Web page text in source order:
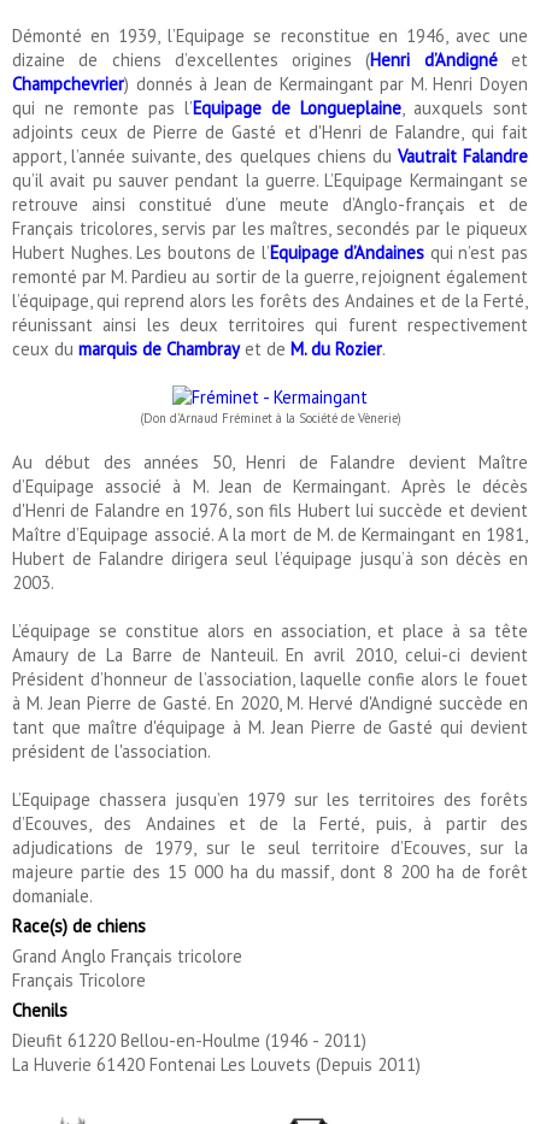
Démonté en 1939, l’Equipage se reconstitue en 1946, avec une
dizaine de chiens d’excellentes origines (Henri d’Andignéet
Champchevrier) donnés à Jean de Kermaingant par M. Henri Doyen
qui ne remonte pas l’Equipage de Longueplaine, auxquels sont
adjoints ceux de Pierre de Gasté et d'Henri de Falandre, qui fait
apport, l’année suivante, des quelques chiens du Vautrait Falandre
qu’il avait pu sauver pendant la guerre. L’Equipage Kermaingant se
retrouve ainsi constitué d’une meute d’Anglo-français et de
Français tricolores, servis par les maîtres, secondés par le piqueux
Hubert Nughes. Les boutons de l’Equipage d’Andaines qui n’est pas
remonté par M. Pardieu au sortir de la guerre, rejoignent également
l’équipage, qui reprend alors les forêts des Andaines et de la Ferté,
réunissant ainsi les deux territoires qui furent respectivement
ceux du marquis de Chambrayet de M. du Rozier.
(Don d'Arnaud Fréminet à la Société de Vènerie)
Au début des années 50, Henri de Falandre devient Maître
d’Equipage associé à M. Jean de Kermaingant. Après le décès
d'Henri de Falandre en 1976, son fils Hubert lui succède et devient
Maître d’Equipage associé. A la mort de M. de Kermaingant en 1981,
Hubert de Falandre dirigera seul l’équipage jusqu’à son décès en
2003.
L’équipage se constitue alors en association, et place à sa tête
Amaury de La Barre de Nanteuil. En avril 2010, celui-ci devient
Président d’honneur de l’association, laquelle confie alors le fouet
à M. Jean Pierre de Gasté. En 2020, M. Hervé d'Andigné succède en
tant que maître d'équipage à M. Jean Pierre de Gasté qui devient
président de l'association.
L’Equipage chassera jusqu’en 1979 sur les territoires des forêts
d’Ecouves, des Andaines et de la Ferté, puis, à partir des
adjudications de 1979, sur le seul territoire d’Ecouves, sur la
majeure partie des 15 000 ha du massif, dont 8 200 ha de forêt
domaniale.
Race(s) de chiens
Grand Anglo Français tricolore
Français Tricolore
Chenils
Dieufit 61220 Bellou-en-Houlme (1946 - 2011)
La Huverie 61420 Fontenai Les Louvets (Depuis 2011)